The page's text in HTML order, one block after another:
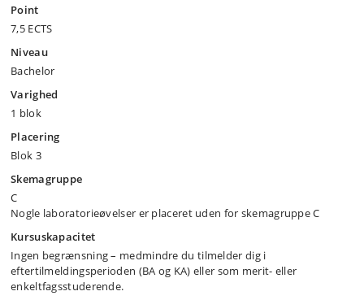
Point
7,5 ECTS
Niveau
Bachelor
Varighed
1 blok
Placering
Blok 3
Skemagruppe
C
Nogle laboratorieøvelser er placeret uden for skemagruppe C
Kursuskapacitet
Ingen begrænsning – medmindre du tilmelder dig i
eftertilmeldingsperioden (BA og KA) eller som merit- eller
enkeltfagsstuderende.